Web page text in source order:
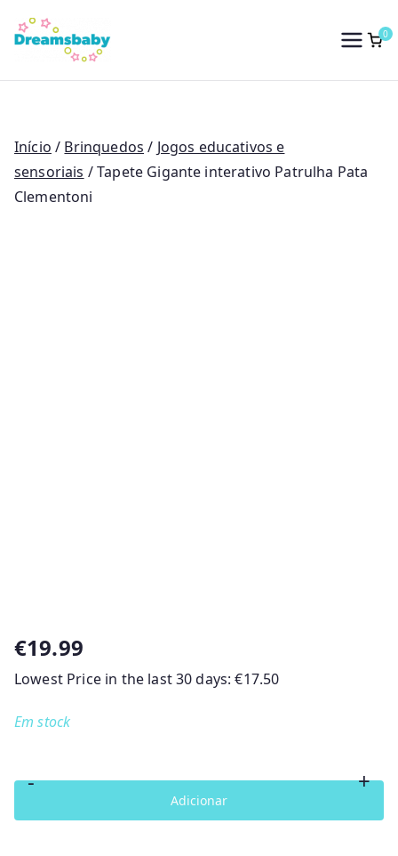
para
conteúdo
Dreams Baby
0
Início / Brinquedos / Jogos educativos e
sensoriais / Tapete Gigante interativo Patrulha Pata
Clementoni
€19.99
Lowest Price in the last 30 days:€17.50
Em stock
-
de
+
Adicionar